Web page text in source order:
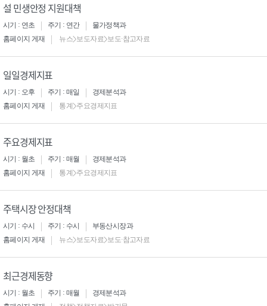
설 민생안정 지원대책
시기 : 연초 주기 : 연간
물가정책과
홈페이지 게재
뉴스>보도자료>보도·참고자료
일일경제지표
시기 : 오후 주기 : 매일
경제분석과
홈페이지 게재
통계>주요경제지표
주요경제지표
시기 : 월초 주기 : 매월
경제분석과
홈페이지 게재
통계>주요경제지표
주택시장 안정대책
시기 : 수시 주기 : 수시
부동산시장과
홈페이지 게재
뉴스>보도자료>보도·참고자료
최근경제동향
시기 : 월초 주기 : 매월
경제분석과